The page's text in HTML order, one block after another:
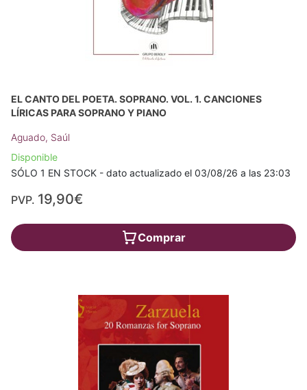
EL CANTO DEL POETA. SOPRANO. VOL. 1. CANCIONES
LÍRICAS PARA SOPRANO Y PIANO
Aguado, Saúl
Disponible
SÓLO 1 EN STOCK - dato actualizado el 03/08/26 a las 23:03
PVP. 19,90€
Comprar